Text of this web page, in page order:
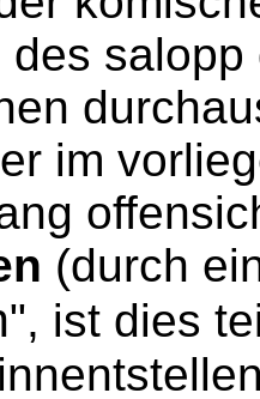
des
im
(durch
", ist dies